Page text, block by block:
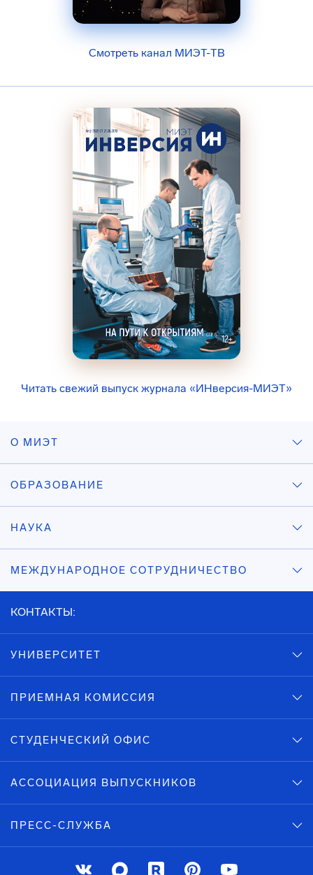
Смотреть канал МИЭТ-ТВ
Читать свежий выпуск журнала «ИНверсия-МИЭТ»
О МИЭТ
ОБРАЗОВАНИЕ
НАУКА
МЕЖДУНАРОДНОЕ СОТРУДНИЧЕСТВО
КОНТАКТЫ:
УНИВЕРСИТЕТ
ПРИЕМНАЯ КОМИССИЯ
СТУДЕНЧЕСКИЙ ОФИС
АССОЦИАЦИЯ ВЫПУСКНИКОВ
ПРЕСС-СЛУЖБА